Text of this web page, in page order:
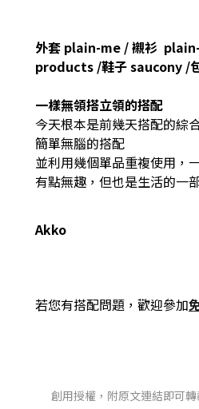
外套 plain-me / 襯衫
products /鞋子 saucony /
一樣無領搭立領的搭配
今天根本是前幾天搭配的綜
簡單無腦的搭配
並利用幾個單品重複使用，
有點無趣，但也是生活的一
Akko
若您有搭配問題，歡迎參加
創用授權，附原文連結即可轉